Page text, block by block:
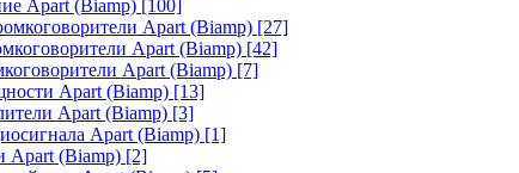
Apart (Biamp) [100]
Apart (Biamp) [27]
Apart (Biamp) [42]
Apart (Biamp) [7]
Apart (Biamp) [13]
Apart (Biamp) [3]
Apart (Biamp) [1]
Apart (Biamp) [2]